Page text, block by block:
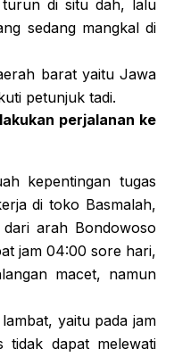
di situ dah, lalu
sedang mangkal di
barat yaitu Jawa
petunjuk tadi.
perjalanan ke
kepentingan tugas
di toko Basmalah,
arah Bondowoso
jam 04:00 sore hari,
macet, namun
yaitu pada jam
dapat melewati